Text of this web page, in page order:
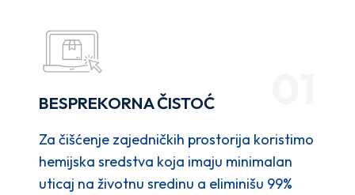
BESPREKORNA ČISTOĆ
Za čišćenje zajedničkih prostorija koristimo
hemijska sredstva koja imaju minimalan
uticaj na životnu sredinu a eliminišu 99%